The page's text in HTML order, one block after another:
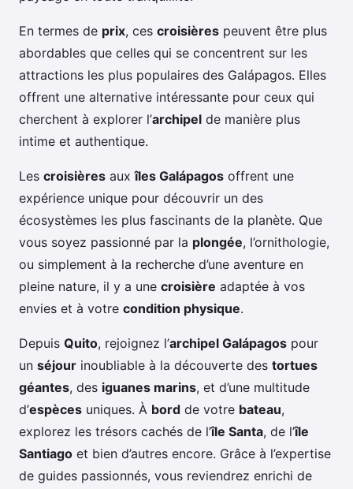
En termes de prix, ces croisières peuvent être plus
abordables que celles qui se concentrent sur les
attractions les plus populaires des Galápagos. Elles
offrent une alternative intéressante pour ceux qui
cherchent à explorer l’archipel de manière plus
intime et authentique.
Les croisières auxîles Galápagos offrent une
expérience unique pour découvrir un des
écosystèmes les plus fascinants de la planète. Que
vous soyez passionné par la plongée, l’ornithologie,
ou simplement à la recherche d’une aventure en
pleine nature, il y a une croisière adaptée à vos
envies et à votre condition physique.
Depuis Quito, rejoignez l’archipel Galápagos pour
un séjour inoubliable à la découverte des tortues
géantes, des iguanes marins, et d’une multitude
d’espèces uniques. À bord de votre bateau,
explorez les trésors cachés de l’île Santa, de l’île
Santiago et bien d’autres encore. Grâce à l’expertise
de guides passionnés, vous reviendrez enrichi de